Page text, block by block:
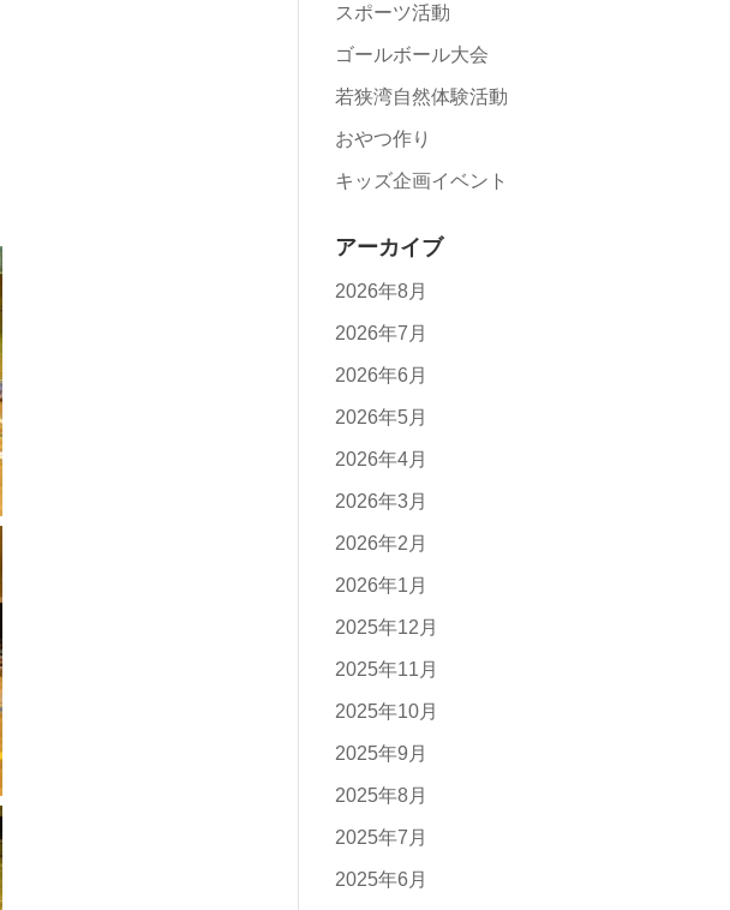
スポーツ活動
ゴールボール大会
若狭湾自然体験活動
おやつ作り
キッズ企画イベント
アーカイブ
2026年8月
2026年7月
2026年6月
2026年5月
2026年4月
2026年3月
2026年2月
2026年1月
2025年12月
2025年11月
2025年10月
2025年9月
2025年8月
2025年7月
2025年6月